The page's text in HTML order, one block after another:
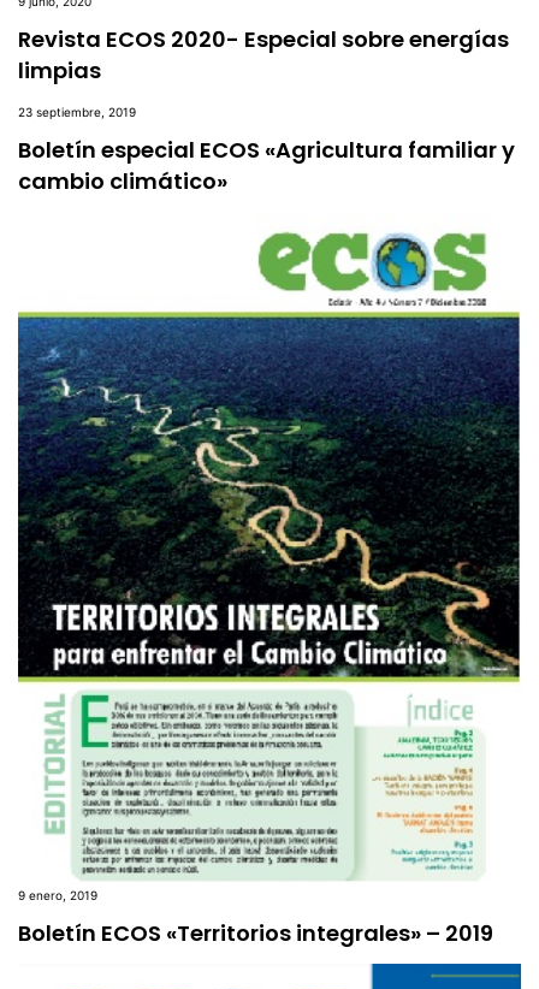
Revista ECOS 2020- Especial sobre energías
limpias
23 septiembre, 2019
Boletín especial ECOS «Agricultura familiar y
cambio climático»
9 enero, 2019
Boletín ECOS «Territorios integrales» – 2019